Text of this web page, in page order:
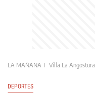
LA MAÑANA Villa La Angostura
DEPORTES